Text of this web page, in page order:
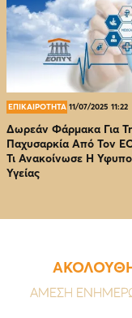
ΕΠΙΚΑΙΡΟΤΗΤΑ 11/07/2025 11:22
Δωρεάν Φάρμακα Για
Παχυσαρκία Από Τον
Τι Ανακοίνωσε Η
Υγείας
ΑΜΕΣΗ